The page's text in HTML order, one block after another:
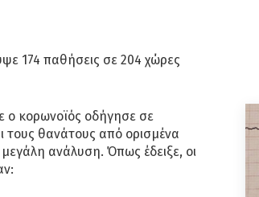
174 παθήσεις σε 204 χώρες
κορωνοϊός οδήγησε σε
τους θανάτους από ορισμένα
ανάλυση. Όπως έδειξε, οι